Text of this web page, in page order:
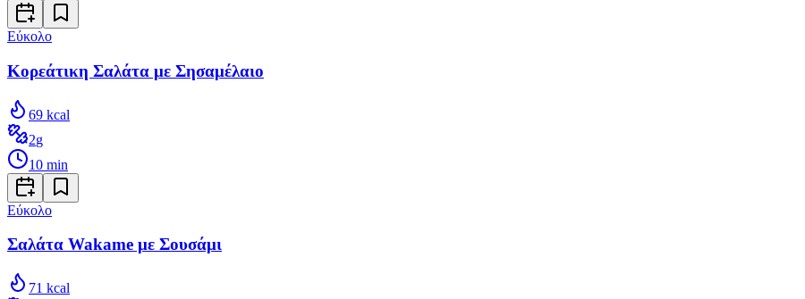
Εύκολο
Κορεάτικη Σαλάτα με Σησαμέλαιο
69 kcal
2g
10 min
Εύκολο
Σαλάτα Wakame με Σουσάμι
71 kcal